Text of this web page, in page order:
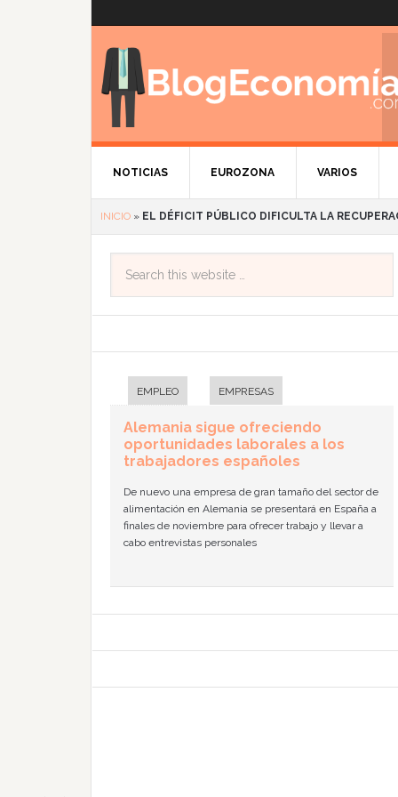
NOTICIAS EUROZONA VARIOS
INICIO » EL DÉFICIT PÚBLICO DIFICULTA LA
EMPLEO EMPRESAS
Alemania sigue ofreciendo
oportunidades laborales a los
trabajadores españoles
De nuevo una empresa de gran tamaño del sector de
alimentación en Alemania se presentará en España a
finales de noviembre para ofrecer trabajo y llevar a
cabo entrevistas personales